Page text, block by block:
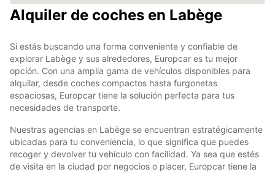
Alquiler de coches en Labège
Si estás buscando una forma conveniente y confiable de
explorar Labège y sus alrededores, Europcar es tu mejor
opción. Con una amplia gama de vehículos disponibles para
alquilar, desde coches compactos hasta furgonetas
espaciosas, Europcar tiene la solución perfecta para tus
necesidades de transporte.
Nuestras agencias en Labège se encuentran estratégicamente
ubicadas para tu conveniencia, lo que significa que puedes
recoger y devolver tu vehículo con facilidad. Ya sea que estés
de visita en la ciudad por negocios o placer, Europcar tiene la